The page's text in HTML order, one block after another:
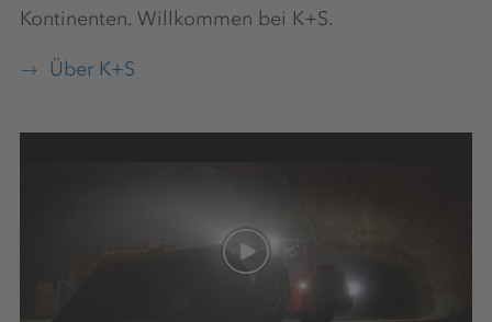
Vergünstigungen
Kontinenten. Willkommen bei K+S.
Über K+S